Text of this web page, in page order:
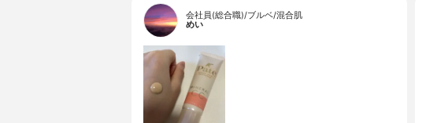
会社員(総合職)/ブルベ/混合肌
めい